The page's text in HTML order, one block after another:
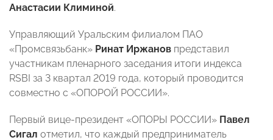
Анастасии Климиной.
Управляющий Уральским филиалом ПАО
«Промсвязьбанк» Ринат Иржанов представил
участникам пленарного заседания итоги индекса
RSBI за 3 квартал 2019 года, который проводится
совместно с «ОПОРОЙ РОССИИ».
Первый вице-президент «ОПОРЫ РОССИИ» Павел
Сигал отметил, что каждый предприниматель